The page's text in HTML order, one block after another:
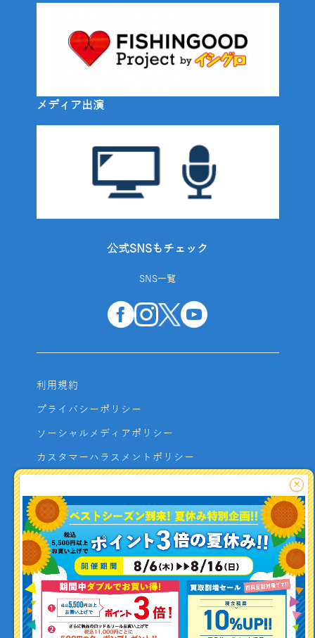
釣り情報を
投稿する
メディア出演
公式SNSもチェック
SNS一覧
利用規約
プライバシーポリシー
ソーシャルメディアポリシー
カスタマーハラスメントポリシー
よくあるご質問
お問い合わせ
利用者資金の保全方法
×